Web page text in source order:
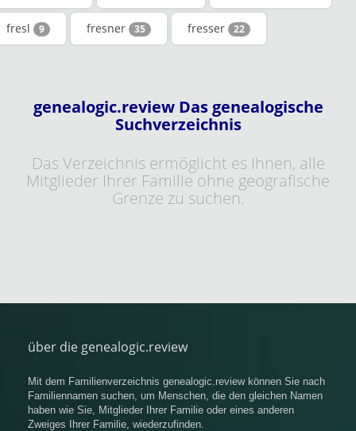
fresl 9 fresner 35 fresser 22
genealogic.review Das genealogische
Suchverzeichnis
Das Verzeichnis ermöglicht es Ihnen, alle
Mitglieder Ihrer Familie ohne geografische
Grenze zu suchen.
über die genealogic.review
Mit dem Familienverzeichnis genealogic.review können Sie nach
Familiennamen suchen, um Menschen, die den gleichen Namen
haben wie Sie, Mitglieder Ihrer Familie oder eines anderen
Zweiges Ihrer Familie, wiederzufinden.